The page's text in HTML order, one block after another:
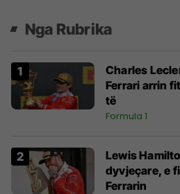
Nga Rubrika
Charles
Ferrari arrin
të
Formula 1
Lewis
dyvjeçare, e
Ferrarin